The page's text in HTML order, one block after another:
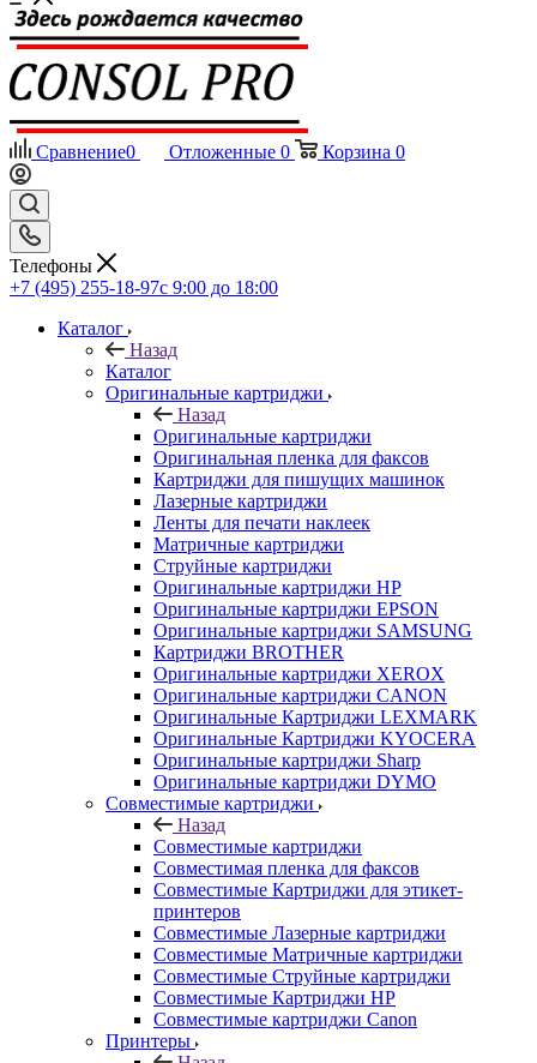
Сравнение0 Отложенные 0 Корзина 0
Телефоны
+7 (495) 255-18-97с 9:00 до 18:00
Каталог
Назад
Каталог
Оригинальные картриджи
Назад
Оригинальные картриджи
Оригинальная пленка для факсов
Картриджи для пишущих машинок
Лазерные картриджи
Ленты для печати наклеек
Матричные картриджи
Струйные картриджи
Оригинальные картриджи HP
Оригинальные картриджи EPSON
Оригинальные картриджи SAMSUNG
Картриджи BROTHER
Оригинальные картриджи XEROX
Оригинальные картриджи CANON
Оригинальные Картриджи LEXMARK
Оригинальные Картриджи KYOCERA
Оригинальные картриджи Sharp
Оригинальные картриджи DYMO
Совместимые картриджи
Назад
Совместимые картриджи
Совместимая пленка для факсов
Совместимые Картриджи для этикет-
принтеров
Совместимые Лазерные картриджи
Совместимые Матричные картриджи
Совместимые Струйные картриджи
Совместимые Картриджи HP
Совместимые картриджи Canon
Принтеры